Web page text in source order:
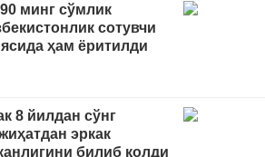
минг сўмлик
сотувчи
ҳам ёритилди
8 йилдан сўнг
эркак
билиб қолди